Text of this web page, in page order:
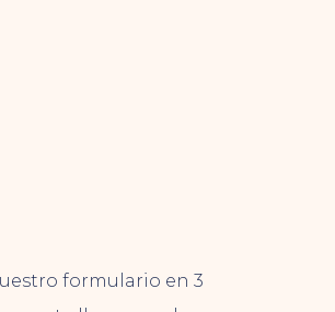
formulario en 3